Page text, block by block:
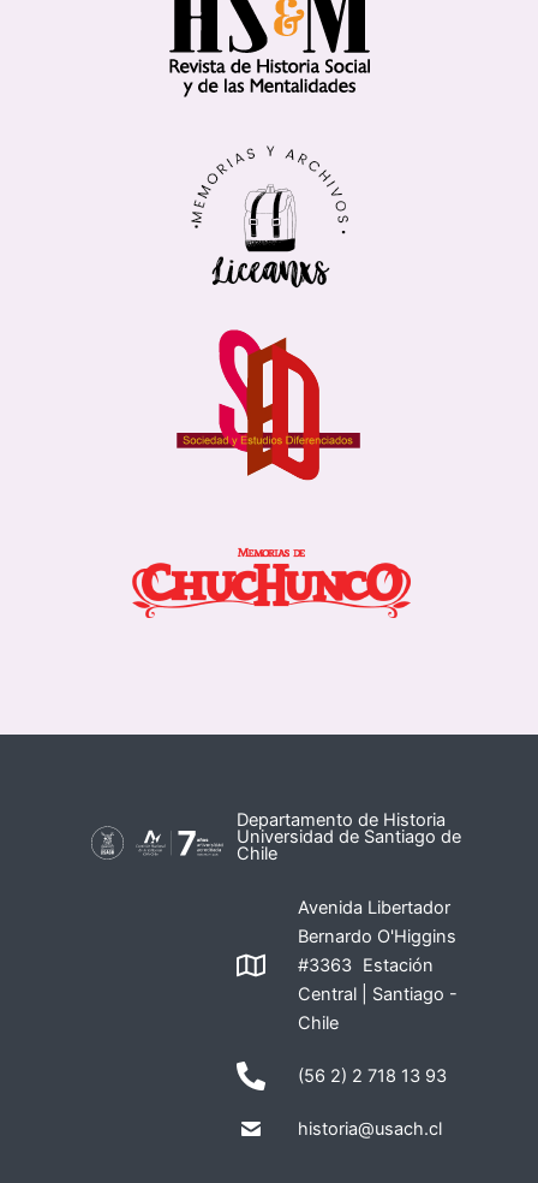
Departamento de Historia
Universidad de Santiago de
Chile
Avenida Libertador
Bernardo O'Higgins
#3363 Estación
Central | Santiago -
Chile
(56 2) 2 718 13 93
historia@usach.cl